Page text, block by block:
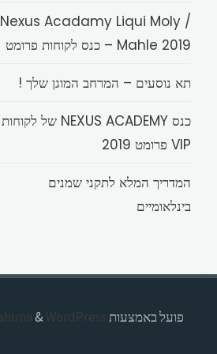
Nexus Acadamy Liqui Moly /
Mahle 2019 – כנס לקוחות פרומט
תא נוסעים – המרחב המוגן שלך !
כנס NEXUS ACADEMY של לקוחות
VIP פרומט 2019
המדריך המלא לתקני שמנים
בינלאומיים
פועל באמצעות &WordPress.